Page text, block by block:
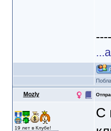
Mozly
19 лет в Клубе!
С